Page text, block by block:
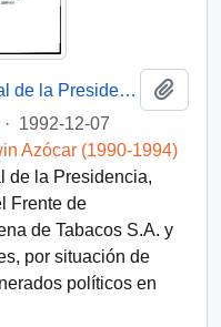
[Carta de Subsecretario General de la Presidencia a situación de exonerados políticos de Chile Tabacos S.A.]
· 1992-12-07
Azócar (1990-1994)
de la Presidencia,
Frente de
de Tabacos S.A. y
por situación de
políticos en